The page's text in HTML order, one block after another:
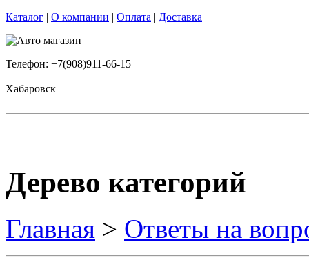
Каталог | О компании | Оплата | Доставка
Телефон: +7(908)911-66-15
Хабаровск
Дерево категорий
Главная > Ответы на